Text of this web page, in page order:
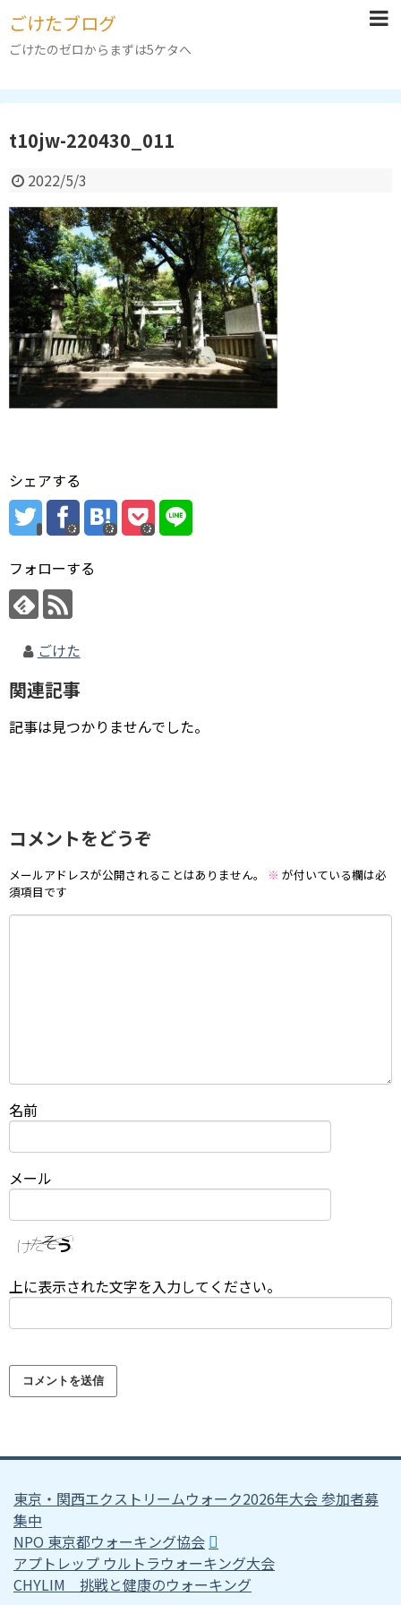
ごけたブログ
ごけたのゼロからまずは5ケタへ
t10jw-220430_011
2022/5/3
シェアする
フォローする
ごけた
関連記事
記事は見つかりませんでした。
コメントをどうぞ
メールアドレスが公開されることはありません。 ※ が付いている欄は必
須項目です
名前
メール
上に表示された文字を入力してください。
東京・関西エクストリームウォーク2026年大会 参加者募
集中
NPO 東京都ウォーキング協会
アプトレップ ウルトラウォーキング大会
CHYLIM 挑戦と健康のウォーキング